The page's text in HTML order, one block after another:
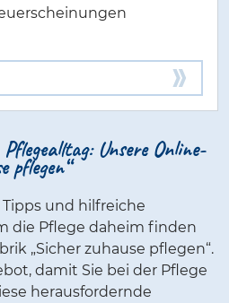
Unsere Online-
pflegen“
und hilfreiche
die Pflege daheim finden
„Sicher zuhause pflegen“.
damit Sie bei der Pflege
herausfordernde